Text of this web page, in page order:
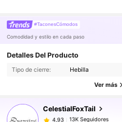
#TaconesCómodos
Comodidad y estilo en cada paso
Detalles Del Producto
Tipo de cierre: Hebilla
Ver más
CelestialFoxTail
13K Seguidores
4,93
13K Seguidores
a***b
pagóHace 1 día